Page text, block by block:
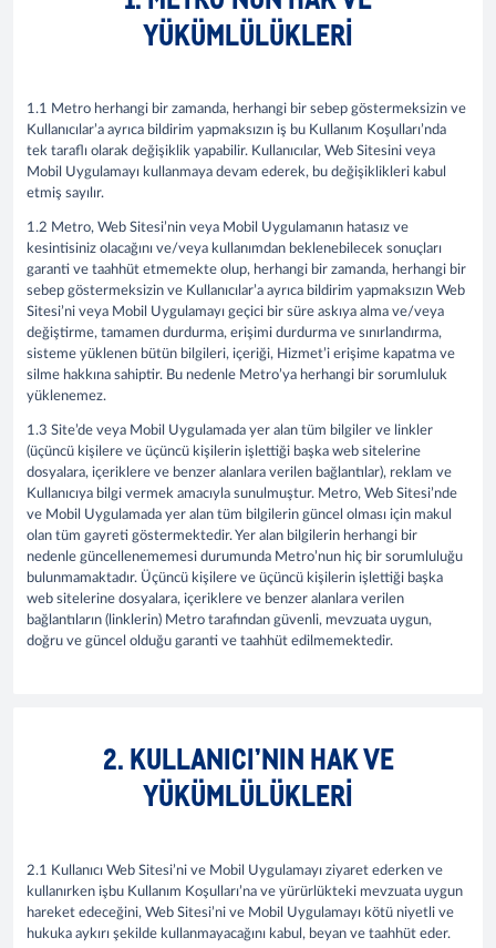
YÜKÜMLÜLÜKLERI
1.1 Metro herhangi bir zamanda, herhangi bir sebep göstermeksizin ve
Kullanıcılar’a ayrıca bildirim yapmaksızın iş bu Kullanım Koşulları’nda
tek taraflı olarak değişiklik yapabilir. Kullanıcılar, Web Sitesini veya
Mobil Uygulamayı kullanmaya devam ederek, bu değişiklikleri kabul
etmiş sayılır.
1.2 Metro, Web Sitesi’nin veya Mobil Uygulamanın hatasız ve
kesintisiniz olacağını ve/veya kullanımdan beklenebilecek sonuçları
garanti ve taahhüt etmemekte olup, herhangi bir zamanda, herhangi bir
sebep göstermeksizin ve Kullanıcılar’a ayrıca bildirim yapmaksızın Web
Sitesi’ni veya Mobil Uygulamayı geçici bir süre askıya alma ve/veya
değiştirme, tamamen durdurma, erişimi durdurma ve sınırlandırma,
sisteme yüklenen bütün bilgileri, içeriği, Hizmet’i erişime kapatma ve
silme hakkına sahiptir. Bu nedenle Metro’ya herhangi bir sorumluluk
yüklenemez.
1.3 Site’de veya Mobil Uygulamada yer alan tüm bilgiler ve linkler
(üçüncü kişilere ve üçüncü kişilerin işlettiği başka web sitelerine
dosyalara, içeriklere ve benzer alanlara verilen bağlantılar), reklam ve
Kullanıcıya bilgi vermek amacıyla sunulmuştur. Metro, Web Sitesi’nde
ve Mobil Uygulamada yer alan tüm bilgilerin güncel olması için makul
olan tüm gayreti göstermektedir. Yer alan bilgilerin herhangi bir
nedenle güncellenememesi durumunda Metro’nun hiç bir sorumluluğu
bulunmamaktadır. Üçüncü kişilere ve üçüncü kişilerin işlettiği başka
web sitelerine dosyalara, içeriklere ve benzer alanlara verilen
bağlantıların (linklerin) Metro tarafından güvenli, mevzuata uygun,
doğru ve güncel olduğu garanti ve taahhüt edilmemektedir.
2. KULLANICI’NIN HAK VE
YÜKÜMLÜLÜKLERI
2.1 Kullanıcı Web Sitesi’ni ve Mobil Uygulamayı ziyaret ederken ve
kullanırken işbu Kullanım Koşulları’na ve yürürlükteki mevzuata uygun
hareket edeceğini, Web Sitesi’ni ve Mobil Uygulamayı kötü niyetli ve
hukuka aykırı şekilde kullanmayacağını kabul, beyan ve taahhüt eder.